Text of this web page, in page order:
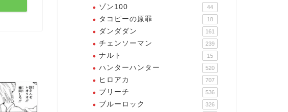
ハンターハンター
ゾン100 44
タコピーの原罪 18
ダンダダン 161
チェンソーマン 239
ナルト 15
ハンターハンター 520
ヒロアカ 707
ブリーチ 536
ブルーロック 326